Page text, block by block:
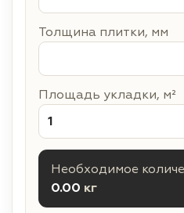
Толщина плитки, мм
Площадь укладки, м²
Необходимое
0.00 кг